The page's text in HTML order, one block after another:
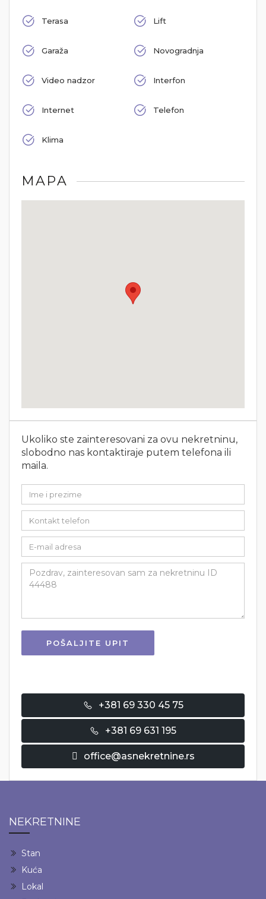
Terasa Lift
Garaža Novogradnja
Video nadzor Interfon
Internet Telefon
Klima
MAPA
Ukoliko ste zainteresovani za ovu nekretninu,
slobodno nas kontaktiraje putem telefona ili
maila.
POŠALJITE UPIT
+381 69 330 45 75
+381 69 631 195
office@asnekretnine.rs
NEKRETNINE
Stan
Kuća
Lokal